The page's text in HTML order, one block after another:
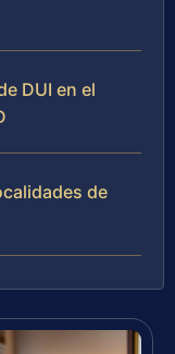
DUI en el
de